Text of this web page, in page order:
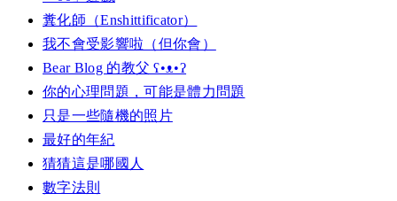
糞化師（Enshittificator）
我不會受影響啦（但你會）
Bear Blog 的教父 ʕ•ᴥ•ʔ
你的心理問題，可能是體力問題
只是一些隨機的照片
最好的年紀
猜猜這是哪國人
數字法則